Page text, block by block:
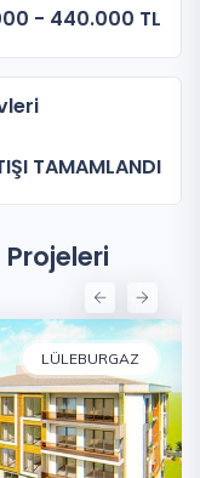
- 440.000 TL
TAMAMLANDI
Projeleri
LÜLEBURGAZ